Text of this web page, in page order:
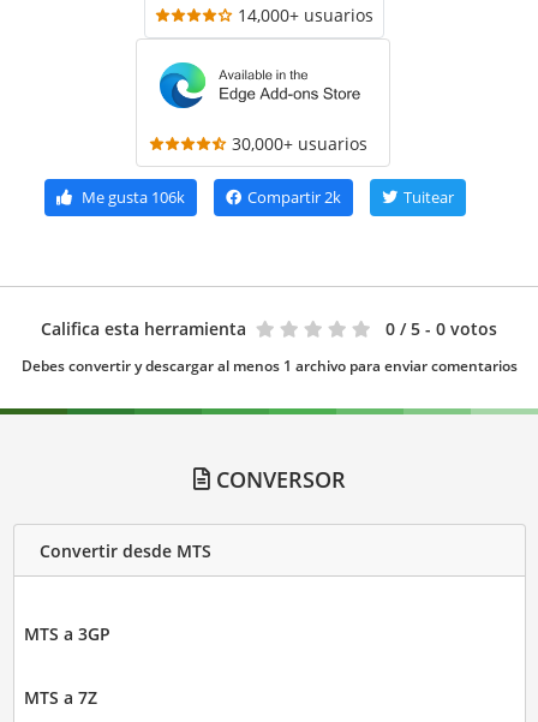
14,000+ usuarios
30,000+ usuarios
Me gusta106k Compartir2k Tuitear
Califica esta herramienta 0 / 5 - 0 votos
Debes convertir y descargar al menos 1 archivo para enviar comentarios
CONVERSOR
Convertir desde MTS
MTS a 3GP
MTS a 7Z